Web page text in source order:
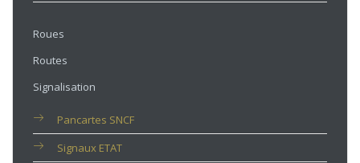
Roues
Routes
Signalisation
Pancartes SNCF
Signaux ETAT